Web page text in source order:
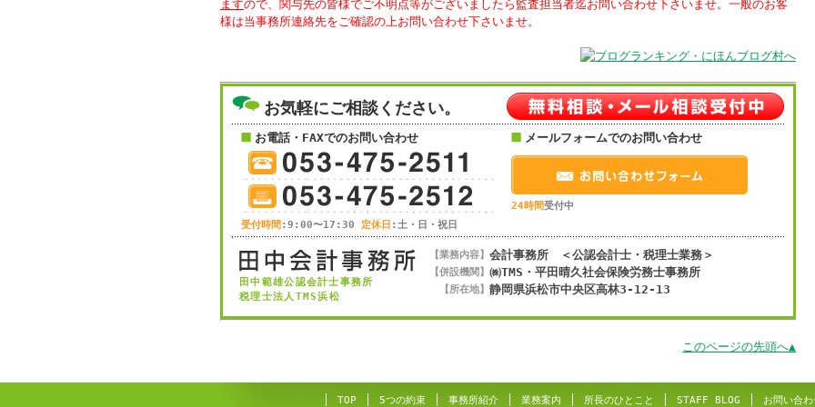
ますので、関与先の皆様でご不明点等がございましたら監査担当者迄お問い合わせ下さいませ。一般のお客
様は当事務所連絡先をご確認の上お問い合わせ下さいませ。
お気軽にご相談ください。
お電話・FAXでのお問い合わせ
受付時間 :9:00〜17:30 定休日 :土・日・祝日
メールフォームでのお問い合わせ
24時間受付中
田中範雄公認会計士事務所
税理士法人TMS浜松
【業務内容】会計事務所 ＜公認会計士・税理士業務＞
【併設機関】㈱TMS・平田晴久社会保険労務士事務所
【所在地】静岡県浜松市中央区高林3-12-13
このページの先頭へ▲
TOP 5つの約束 事務所紹介 業務案内 所長のひとこと STAFF BLOG お問い合わ